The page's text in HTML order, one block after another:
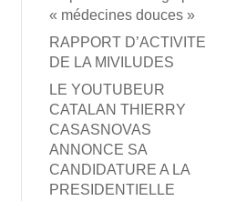
« médecines douces »
RAPPORT D’ACTIVITE
DE LA MIVILUDES
LE YOUTUBEUR
CATALAN THIERRY
CASASNOVAS
ANNONCE SA
CANDIDATURE A LA
PRESIDENTIELLE